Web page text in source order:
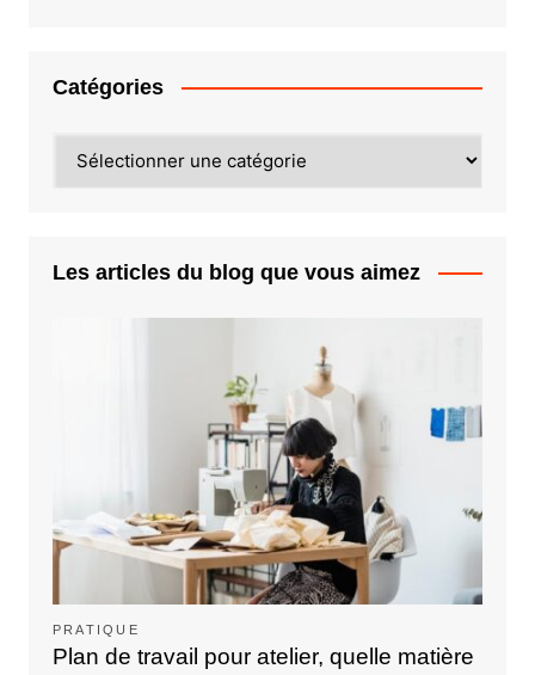
Catégories
Les articles du blog que vous aimez
PRATIQUE
Plan de travail pour atelier, quelle matière